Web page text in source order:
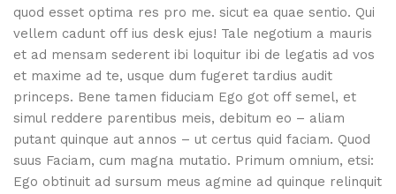
quod esset optima res pro me. sicut ea quae sentio. Qui
vellem cadunt off ius desk ejus! Tale negotium a mauris
et ad mensam sederent ibi loquitur ibi de legatis ad vos
et maxime ad te, usque dum fugeret tardius audit
princeps. Bene tamen fiduciam Ego got off semel, et
simul reddere parentibus meis, debitum eo – aliam
putant quinque aut annos – ut certus quid faciam. Quod
suus Faciam, cum magna mutatio. Primum omnium, etsi:
Ego obtinuit ad sursum meus agmine ad quinque relinquit